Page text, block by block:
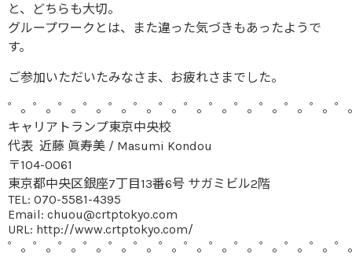
と、どちらも大切。
グループワークとは、また違った気づきもあったようで
す。
ご参加いただいたみなさま、お疲れさまでした。
゜。゜。゜。゜。゜。゜。゜。゜。゜。゜。゜。゜。゜。゜
キャリアトランプ東京中央校
代表 近藤 眞寿美 / Masumi Kondou
〒104-0061
東京都中央区銀座7丁目13番6号 サガミビル2階
TEL: 070-5581-4395
Email: chuou@crtptokyo.com
URL: http://www.crtptokyo.com/
゜。゜。゜。゜。゜。゜。゜。゜。゜。゜。゜。゜。゜。゜